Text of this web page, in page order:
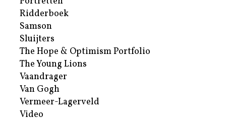
Ridderboek
Samson
Sluijters
The Hope & Optimism Portfolio
The Young Lions
Vaandrager
Van Gogh
Vermeer-Lagerveld
Video